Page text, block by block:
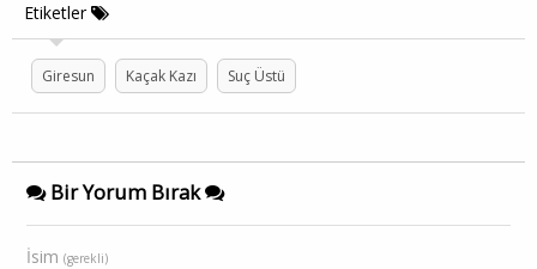
Etiketler
Giresun Kaçak Kazı Suç Üstü
Bir Yorum Bırak
İsim (gerekli)